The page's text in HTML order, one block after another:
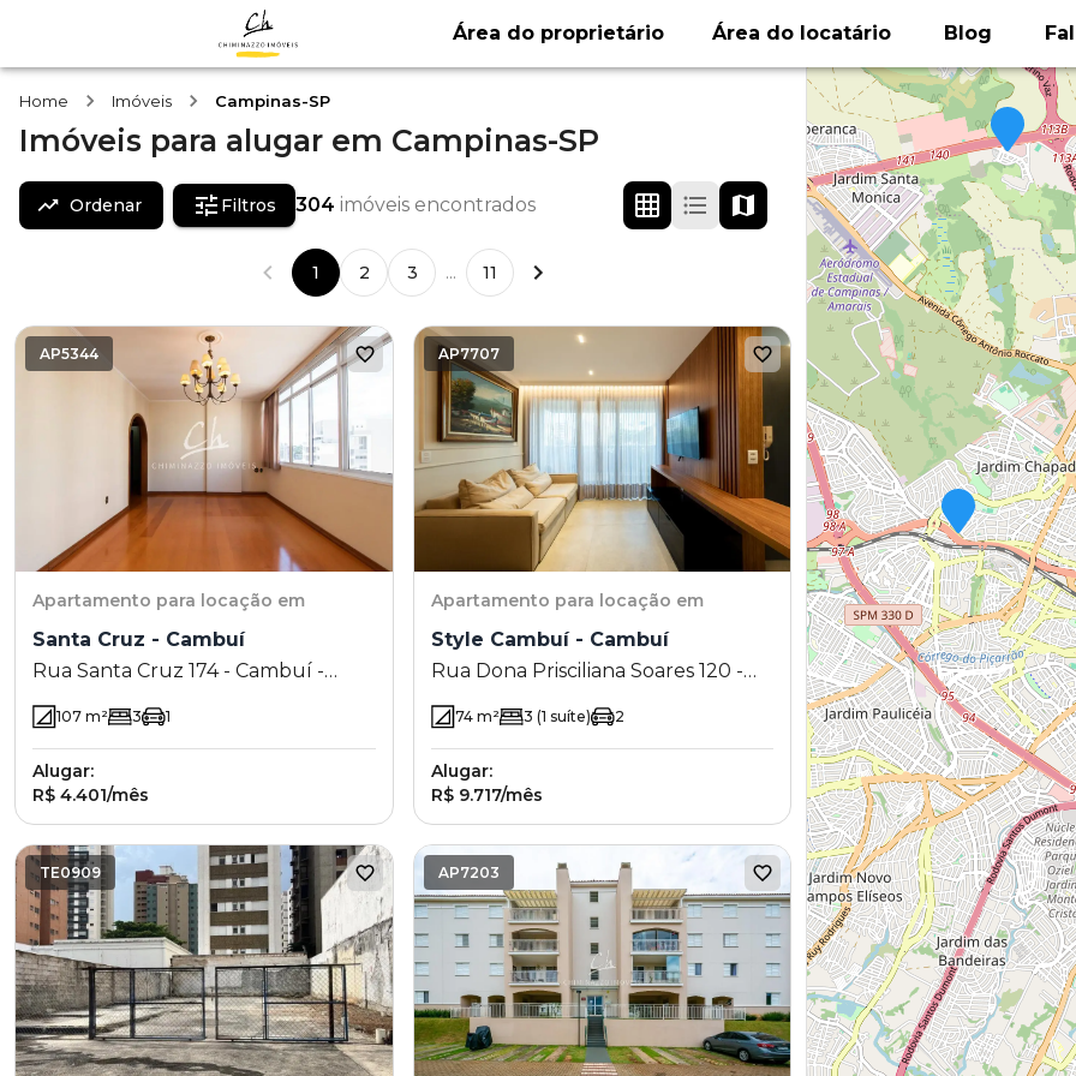
Área do proprietário Área do locatário Blog
Home Imóveis Campinas-SP
Imóveis para alugar em Campinas-SP
Ordenar Filtros 304 imóveis encontrados
1 2 3 ... 11
AP5344
Apartamento para locação em
Santa Cruz - Cambuí
Rua Santa Cruz 174 - Cambuí -
107 m² 3 1
Alugar:
R$ 4.401/mês
AP7707
Apartamento para locação em
Style Cambuí - Cambuí
Rua Dona Prisciliana Soares 120 -
74m² 3 (1 suíte) 2
Alugar:
R$ 9.717/mês
TE0909 AP7203